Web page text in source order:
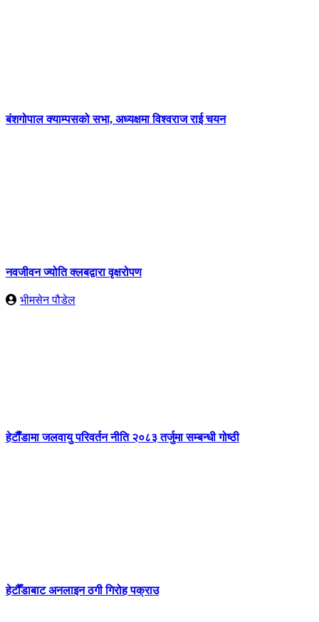
बंशगोपाल क्याम्पसको सभा, अध्यक्षमा विश्वराज राई चयन
नवजीवन ज्योति क्लबद्वारा वृक्षरोपण
भीमसेन पौडेल
हेटाैँडामा जलवायु परिवर्तन नीति २०८३ तर्जुमा सम्बन्धी गोष्ठी
हेटौँडाबाट अनलाइन ठगी गिरोह पक्राउ